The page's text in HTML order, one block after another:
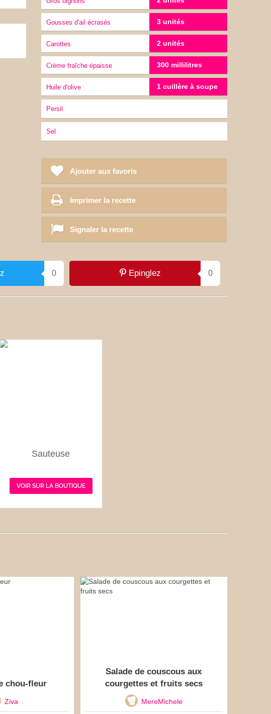
gousses d'ail écrasés 3 unités
carottes 2 unités
Crème fraîche épaisse 300 millilitres
Huile d'olive 1 cuillère à soupe
Persil
sel
Ajouter aux favoris
Imprimer la recette
Signaler la recette
0 Epinglez 0
Sauteuse
VOIR SUR LA BOUTIQUE
chou-fleur
Ziva
Salade de couscous aux
courgettes et fruits secs
MereMichele